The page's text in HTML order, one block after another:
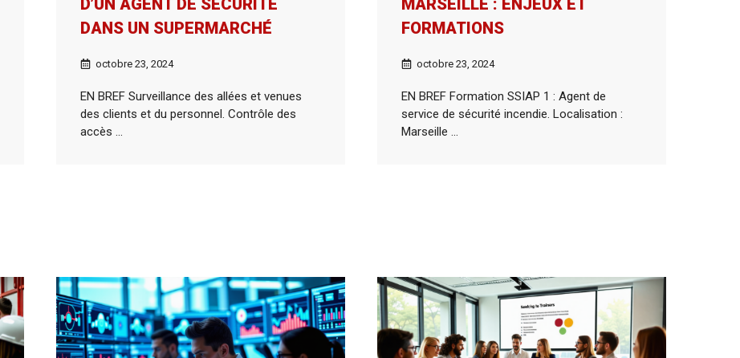
D’UN AGENT DE SÉCURITÉ
DANS UN SUPERMARCHÉ
octobre 23, 2024
EN BREF Surveillance des allées et venues
des clients et du personnel. Contrôle des
accès ...
MARSEILLE : ENJEUX ET
FORMATIONS
octobre 23, 2024
EN BREF Formation SSIAP 1 : Agent de
service de sécurité incendie. Localisation :
Marseille ...